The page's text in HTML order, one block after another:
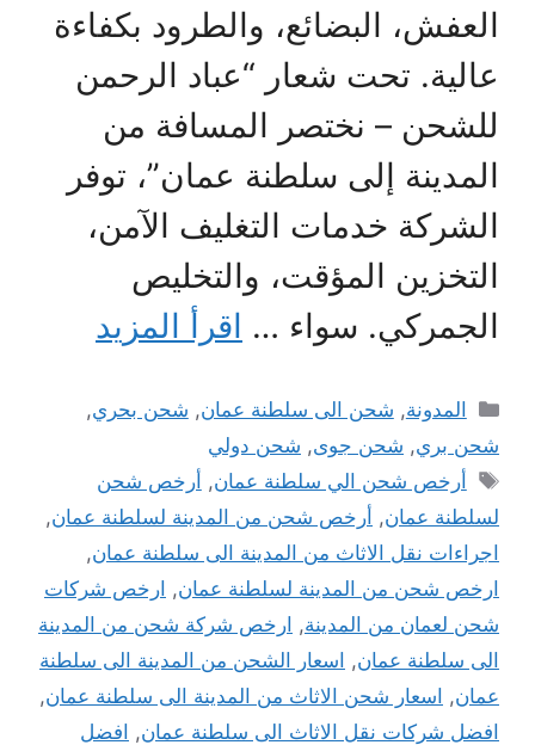
العفش، البضائع، والطرود بكفاءة
عالية. تحت شعار “عباد الرحمن
للشحن – نختصر المسافة من
المدينة إلى سلطنة عمان”، توفر
الشركة خدمات التغليف الآمن،
التخزين المؤقت، والتخليص
الجمركي. سواء … اقرأ المزيد
التصنيفات
المدونة, شحن الى سلطنة عمان, شحن بحري,
شحن بري, شحن جوى, شحن دولي
الوسوم
أرخص شحن الي سلطنة عمان, أرخص شحن
لسلطنة عمان, أرخص شحن من المدينة لسلطنة عمان,
اجراءات نقل الاثاث من المدينة الى سلطنة عمان,
ارخص شحن من المدينة لسلطنة عمان, ارخص شركات
شحن لعمان من المدينة, ارخص شركة شحن من المدينة
الى سلطنة عمان, اسعار الشحن من المدينة الى سلطنة
عمان, اسعار شحن الاثاث من المدينة الى سلطنة عمان,
افضل شركات نقل الاثاث الى سلطنة عمان, افضل